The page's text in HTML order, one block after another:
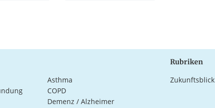
Asthma
COPD
Demenz / Alzheimer
Rubriken
Zukunftsblick